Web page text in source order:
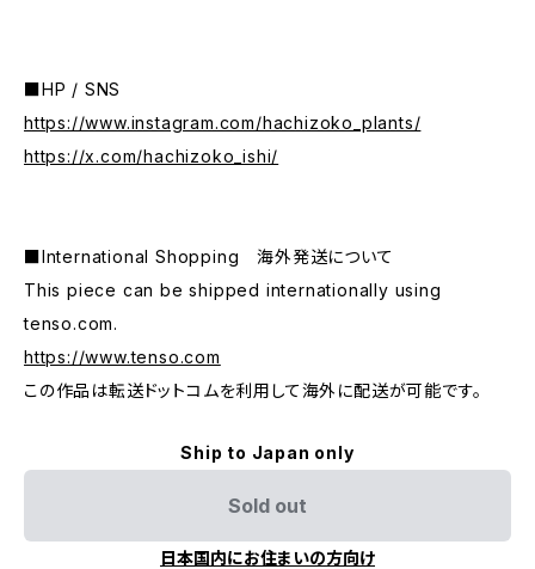
■HP / SNS
https://www.instagram.com/hachizoko_plants/
https://x.com/hachizoko_ishi/
■International Shopping 海外発送について
This piece can be shipped internationally using
tenso.com.
https://www.tenso.com
この作品は転送ドットコムを利用して海外に配送が可能です。
Ship to Japan only
Sold out
日本国内にお住まいの方向け